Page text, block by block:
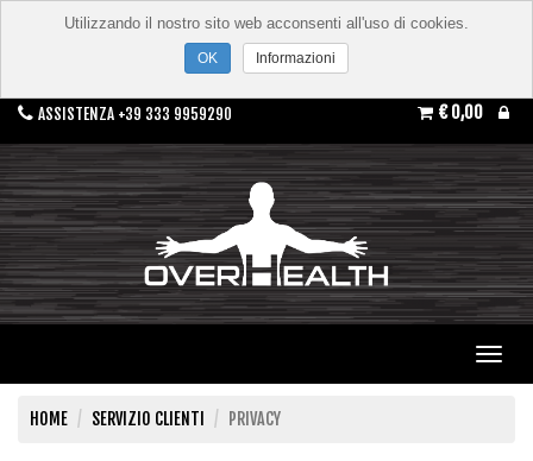
ASSISTENZA +39 333 9959290 € 0,00
HOME SERVIZIO CLIENTI PRIVACY
Utilizzando il nostro sito web acconsenti all'uso di cookies.
Informazioni